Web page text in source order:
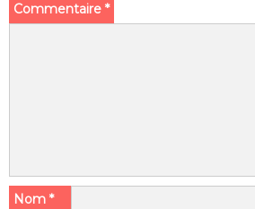
Commentaire *
Nom *